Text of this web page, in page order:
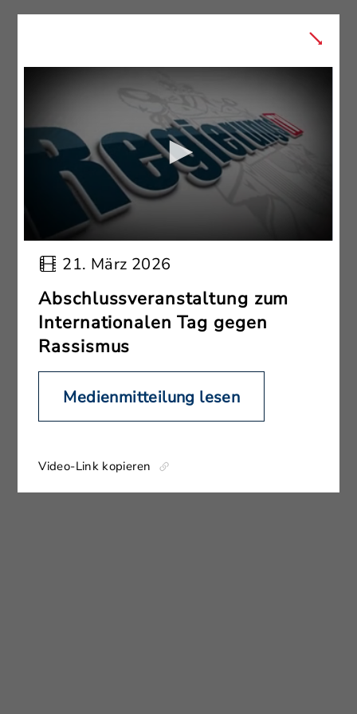
21. März 2026
Abschlussveranstaltung zum
Internationalen Tag gegen
Rassismus
Medienmitteilung lesen
Video-Link kopieren